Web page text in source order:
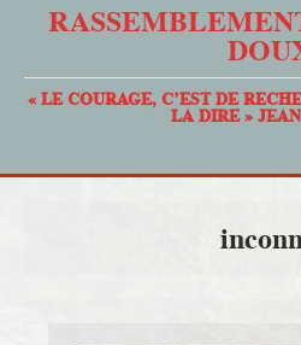
« LE COURAGE, C’EST DE
LA DIRE »